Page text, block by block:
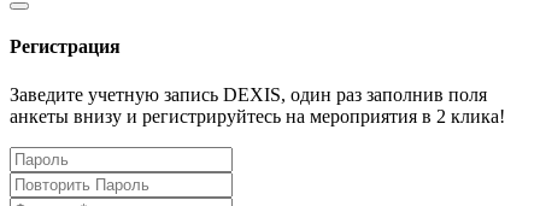
Регистрация
Заведите учетную запись DEXIS, один раз заполнив поля
анкеты внизу и регистрируйтесь на мероприятия в 2 клика!